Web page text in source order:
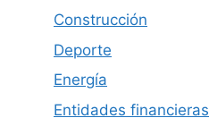
Construcción
Deporte
Energía
Entidades financieras